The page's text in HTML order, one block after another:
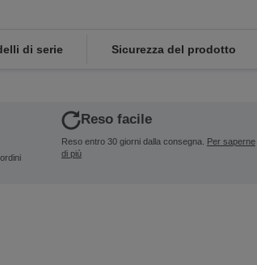
di serie Sicurezza del prodotto
Reso facile
Reso entro 30 giorni dalla consegna. Per saperne
di più